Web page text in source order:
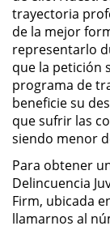
trayectoria
de la mejor
representarlo
que la petición
programa de
beneficie su
que sufrir las
siendo menor
Para obtener
Delincuencia
Firm, ubicada
llamarnos al